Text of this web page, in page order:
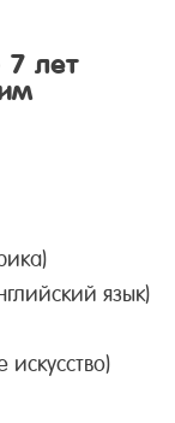
7 лет
язык)